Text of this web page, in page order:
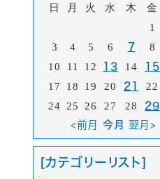
日 月 火 水 木 金
1
3
4 5 6 7 8
10
11 12 13 14 15
17
18 19 20 21 22
24
25 26 27 28 29
<前月 今月 翌月>
[カテゴリーリスト]